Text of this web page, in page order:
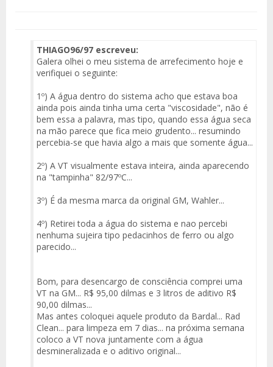
THIAGO96/97 escreveu:
Galera olhei o meu sistema de arrefecimento hoje e
verifiquei o seguinte:
1º) A água dentro do sistema acho que estava boa
ainda pois ainda tinha uma certa "viscosidade", não é
bem essa a palavra, mas tipo, quando essa água seca
na mão parece que fica meio grudento... resumindo
percebia-se que havia algo a mais que somente água...
2º) A VT visualmente estava inteira, ainda aparecendo
na "tampinha" 82/97ºC...
3º) É da mesma marca da original GM, Wahler...
4º) Retirei toda a água do sistema e nao percebi
nenhuma sujeira tipo pedacinhos de ferro ou algo
parecido...
Bom, para desencargo de consciência comprei uma
VT na GM... R$ 95,00 dilmas e 3 litros de aditivo R$
90,00 dilmas...
Mas antes coloquei aquele produto da Bardal... Rad
Clean... para limpeza em 7 dias... na próxima semana
coloco a VT nova juntamente com a água
desmineralizada e o aditivo original...